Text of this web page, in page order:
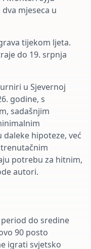
mjeseca u
tijekom ljeta.
do 19. srpnja
u Sjevernoj
godine, s
sadašnjim
hipoteze, već
potrebu za hitnim,
autori.
do sredine
90 posto
igrati svjetsko